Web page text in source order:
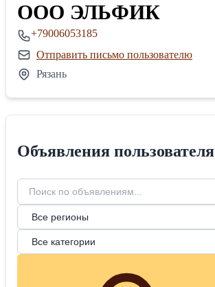
ООО ЭЛЬФИК
+79006053185
Отправить письмо пользователю
Рязань
Объявления пользователя